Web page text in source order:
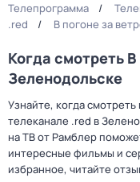
Телепрограмма
.red
В погоне за
Когда смотреть
Зеленодольске
Узнайте, когда
телеканале .red в
на ТВ от Рамблер
интересные фильмы и
избранное, читайте